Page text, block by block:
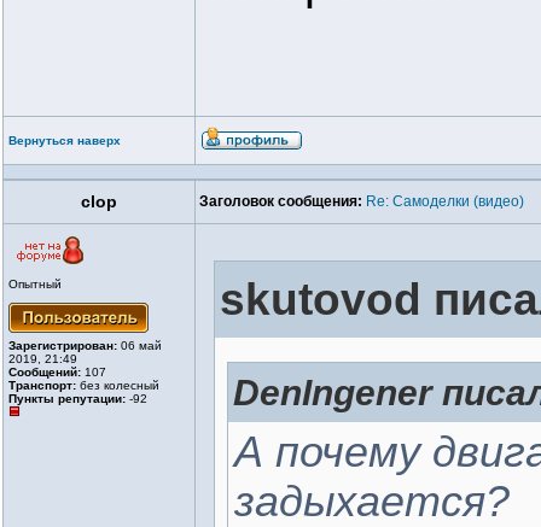
Вернуться наверх
clop Заголовок сообщения: Re: Самоделки (видео)
Опытный
Зарегистрирован: 06 май
2019, 21:49
Сообщений: 107
Транспорт: без колесный
Пункты репутации: -92
skutovod
DenIngener
А почему
задыхается?